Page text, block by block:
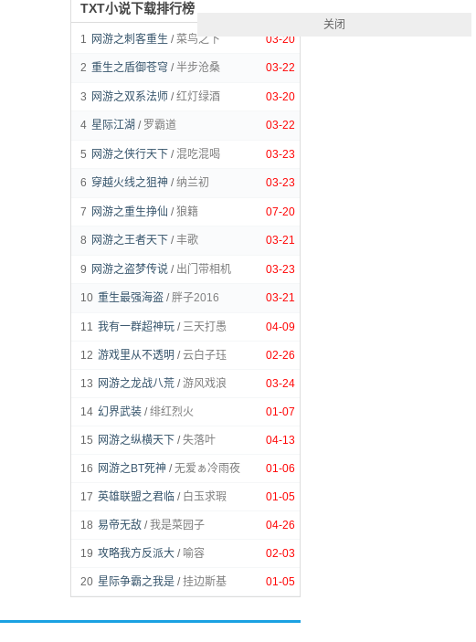
TXT小说下载排行榜
03-20
1 网游之刺客重生 /菜鸟之下
03-22
2 重生之盾御苍穹 /半步沧桑
03-20
3 网游之双系法师 /红灯绿酒
03-22
4 星际江湖 / 罗霸道
03-23
5 网游之侠行天下 / 混吃混喝
03-23
6 穿越火线之狙神 /纳兰初
07-20
7 网游之重生挣仙 /狼籍
03-21
8 网游之王者天下 /丰歌
03-23
9 网游之盗梦传说 / 出门带相机
03-21
10 重生最强海盗 /胖子2016
04-09
11 我有一群超神玩 /三天打愚
02-26
12 游戏里从不透明 /云白子珏
03-24
13 网游之龙战八荒 /游风戏浪
01-07
14 幻界武装 /绯红烈火
04-13
15 网游之纵横天下 /失落叶
01-06
16 网游之BT死神 /无爱ぁ冷雨夜
01-05
17 英雄联盟之君临 / 白玉求瑕
04-26
18 易帝无敌 /我是菜园子
02-03
19 攻略我方反派大 / 喻容
01-05
20 星际争霸之我是 /挂边斯基
关闭